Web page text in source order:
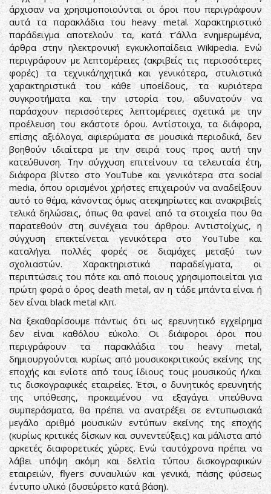
άρχισαν να χρησιμοποιούνται οι όροι που περιγράφουν
αυτά τα παρακλάδια του heavy metal. Χαρακτηριστικό
παράδειγμα αποτελούν τα, κατά τ’άλλα ενημερωμένα,
άρθρα στην ηλεκτρονική εγκυκλοπαίδεια Wikipedia. Ενώ
περιγράφουν με λεπτομέρειες (ακριβείς τις περισσότερες
φορές) τα τεχνικά/ηχητικά και γενικότερα, στυλιστικά
χαρακτηριστικά του κάθε υποείδους, τα κυριότερα
συγκροτήματα και την ιστορία του, αδυνατούν να
παράσχουν περισσότερες λεπτομέρειες σχετικά με την
προέλευση του εκάστοτε όρου. Αντίστοιχα, τα διάφορα,
επίσης αξιόλογα, αφιερώματα σε μουσικά περιοδικά, δεν
βοηθούν ιδιαίτερα με την σειρά τους προς αυτή την
κατεύθυνση. Την σύγχυση επιτείνουν τα τελευταία έτη,
διάφορα βίντεο στο YouTube και γενικότερα στα social
media, όπου ορισμένοι χρήστες επιχειρούν να αναδείξουν
αυτό το θέμα, κάνοντας όμως ατεκμηρίωτες και ανακριβείς
τελικά δηλώσεις, όπως θα φανεί από τα στοιχεία που θα
παρατεθούν στη συνέχεια του άρθρου. Αντιστοίχως, η
σύγχυση επεκτείνεται γενικότερα στο YouTube και
καταλήγει πολλές φορές σε διαμάχες μεταξύ των
σχολιαστών. Χαρακτηριστικά παραδείγματα, οι
περιπτώσεις του πότε και από ποιους χρησιμοποιείται για
πρώτη φορά ο όρος death metal, αν η τάδε μπάντα είναι ή
δεν είναι black metal κλπ.
Να ξεκαθαρίσουμε πάντως ότι ως ερευνητικό εγχείρημα
δεν είναι καθόλου εύκολο. Οι διάφοροι όροι που
περιγράφουν τα παρακλάδια του heavy metal,
δημιουργούνται κυρίως από μουσικοκριτικούς εκείνης της
εποχής και ενίοτε από τους ίδιους τους μουσικούς ή/και
τις δισκογραφικές εταιρείες. Έτσι, ο δυνητικός ερευνητής
της υπόθεσης, προκειμένου να εξαγάγει υπεύθυνα
συμπεράσματα, θα πρέπει να ανατρέξει σε εντυπωσιακά
μεγάλο αριθμό μουσικών εντύπων εκείνης της εποχής
(κυρίως κριτικές δίσκων και συνεντεύξεις) και μάλιστα από
αρκετές διαφορετικές χώρες. Ενώ ταυτόχρονα πρέπει να
λάβει υπόψη ακόμη και δελτία τύπου δισκογραφικών
εταιρειών, flyers συναυλιών και γενικά, πάσης φύσεως
έντυπο υλικό (δυσεύρετο κατά βάση).